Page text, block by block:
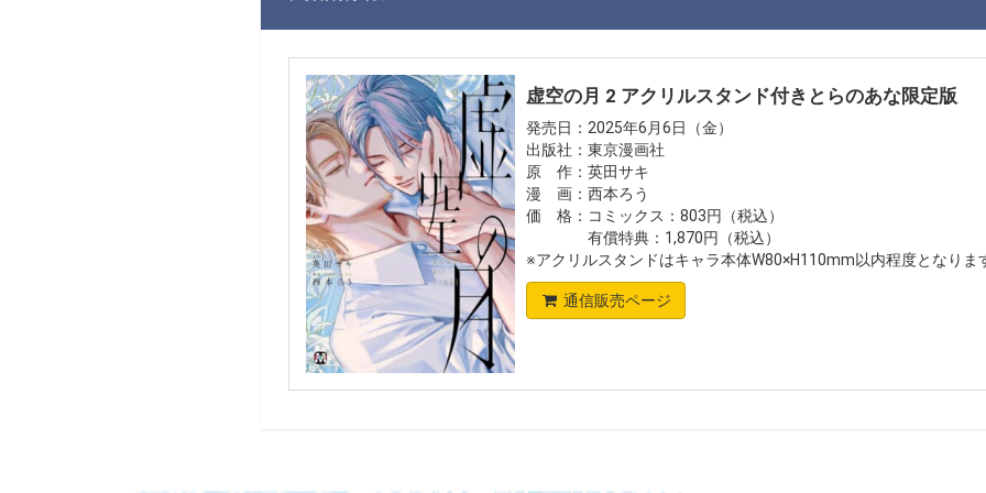
虚空の月 2 アクリルスタンド付きとらのあな限定版
発売日：2025年6月6日（金）
出版社：東京漫画社
原 作：英田サキ
漫 画：西本ろう
価 格：コミックス：803円（税込）
有償特典：1,870円（税込）
※アクリルスタンドはキャラ本体W80×H110mm以内程度となりま
通信販売ページ